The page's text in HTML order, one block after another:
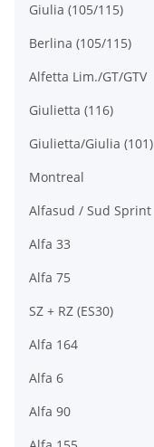
Giulia (105/115)
Berlina (105/115)
Alfetta Lim./GT/GTV
Giulietta (116)
Giulietta/Giulia (101)
Montreal
Alfasud / Sud Sprint
Alfa 33
Alfa 75
SZ + RZ (ES30)
Alfa 164
Alfa 6
Alfa 90